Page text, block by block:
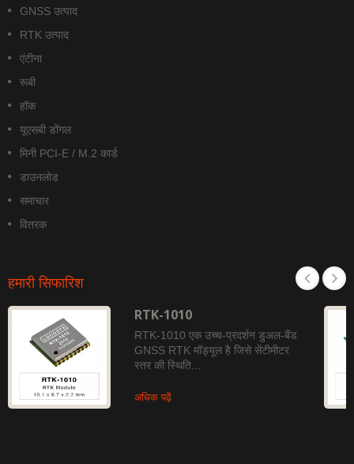
GNSS उत्पाद
RTK उत्पाद
एंटीना
रूबी
हॉक
यूएसबी डोंगल
मिनी PCI-E / M.2 कार्ड
डाउनलोड
समाचार
वितरक
हमारी सिफारिश
RTK-1010
RTK-1010 एक उच्च-प्रदर्शन डुअल-बैंड
GNSS RTK मॉड्यूल है जिसे सेंटीमीटर
स्तर की स्थिति...
अधिक पढ़ें